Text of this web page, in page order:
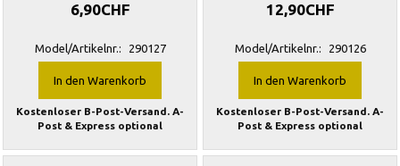
6,90CHF
Model/Artikelnr.: 290127
In den Warenkorb
Kostenloser B-Post-Versand. A-
Post & Express optional
12,90CHF
Model/Artikelnr.: 290126
In den Warenkorb
Kostenloser B-Post-Versand. A-
Post & Express optional